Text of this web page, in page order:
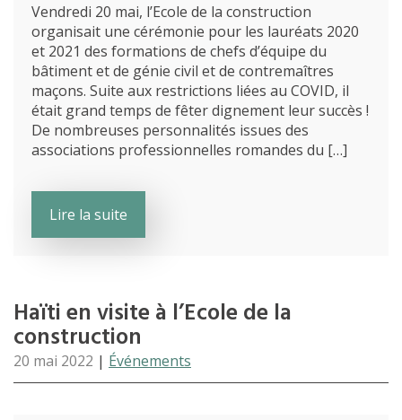
Vendredi 20 mai, l’Ecole de la construction
organisait une cérémonie pour les lauréats 2020
et 2021 des formations de chefs d’équipe du
bâtiment et de génie civil et de contremaîtres
maçons. Suite aux restrictions liées au COVID, il
était grand temps de fêter dignement leur succès !
De nombreuses personnalités issues des
associations professionnelles romandes du […]
Lire la suite
Haïti en visite à l’Ecole de la
construction
20 mai 2022 | Événements